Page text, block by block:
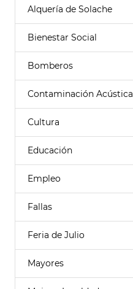
Alquería de Solache
Bienestar Social
Bomberos
Contaminación Acústica
Cultura
Educación
Empleo
Fallas
Feria de Julio
Mayores